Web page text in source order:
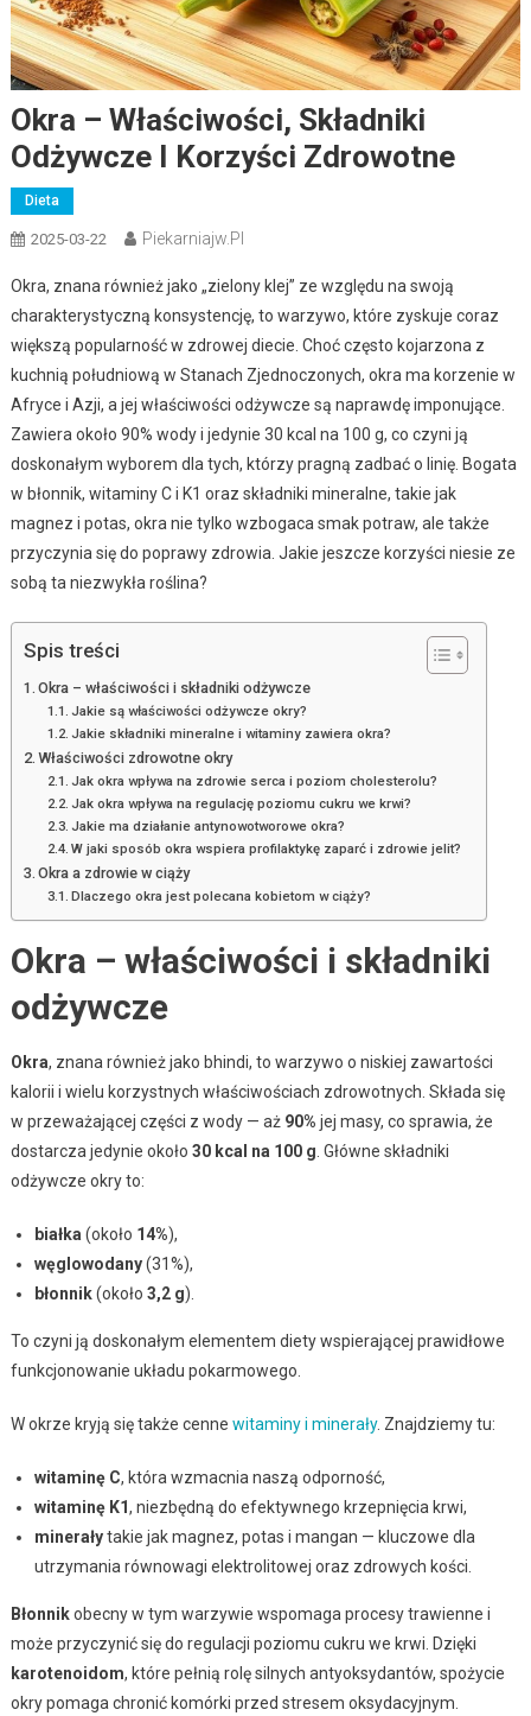
Okra – Właściwości, Składniki
Odżywcze I Korzyści Zdrowotne
Dieta
2025-03-22 Piekarniajw.pl
Okra, znana również jako „zielony klej” ze względu na swoją
charakterystyczną konsystencję, to warzywo, które zyskuje coraz
większą popularność w zdrowej diecie. Choć często kojarzona z
kuchnią południową w Stanach Zjednoczonych, okra ma korzenie w
Afryce i Azji, a jej właściwości odżywcze są naprawdę imponujące.
Zawiera około 90% wody i jedynie 30 kcal na 100 g, co czyni ją
doskonałym wyborem dla tych, którzy pragną zadbać o linię. Bogata
w błonnik, witaminy C i K1 oraz składniki mineralne, takie jak
magnez i potas, okra nie tylko wzbogaca smak potraw, ale także
przyczynia się do poprawy zdrowia. Jakie jeszcze korzyści niesie ze
sobą ta niezwykła roślina?
Spis treści
Okra – właściwości i składniki odżywcze
Jakie są właściwości odżywcze okry?
Jakie składniki mineralne i witaminy zawiera okra?
Właściwości zdrowotne okry
Jak okra wpływa na zdrowie serca i poziom cholesterolu?
Jak okra wpływa na regulację poziomu cukru we krwi?
Jakie ma działanie antynowotworowe okra?
W jaki sposób okra wspiera profilaktykę zaparć i zdrowie jelit?
Okra a zdrowie w ciąży
Dlaczego okra jest polecana kobietom w ciąży?
Okra – właściwości i składniki
odżywcze
Okra, znana również jako bhindi, to warzywo o niskiej zawartości
kalorii i wielu korzystnych właściwościach zdrowotnych. Składa się
w przeważającej części z wody — aż 90% jej masy, co sprawia, że
dostarcza jedynie około 30 kcal na 100 g . Główne składniki
odżywcze okry to:
białka (około 14%),
węglowodany(31%),
błonnik(około 3,2 g).
To czyni ją doskonałym elementem diety wspierającej prawidłowe
funkcjonowanie układu pokarmowego.
W okrze kryją się także cenne witaminy i minerały. Znajdziemy tu:
witaminę C, która wzmacnia naszą odporność,
witaminę K1, niezbędną do efektywnego krzepnięcia krwi,
minerałytakie jak magnez, potas i mangan — kluczowe dla
utrzymania równowagi elektrolitowej oraz zdrowych kości.
Błonnikobecny w tym warzywie wspomaga procesy trawienne i
może przyczynić się do regulacji poziomu cukru we krwi. Dzięki
karotenoidom, które pełnią rolę silnych antyoksydantów, spożycie
okry pomaga chronić komórki przed stresem oksydacyjnym.